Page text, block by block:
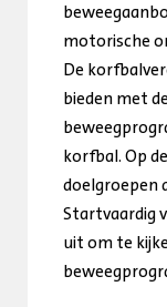
motorische
De
bieden met
korfbal. Op
doelgroepen
Startvaardig
uit om te